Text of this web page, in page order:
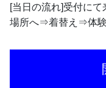
[当日の流れ]受付に
場所へ⇒着替え⇒体